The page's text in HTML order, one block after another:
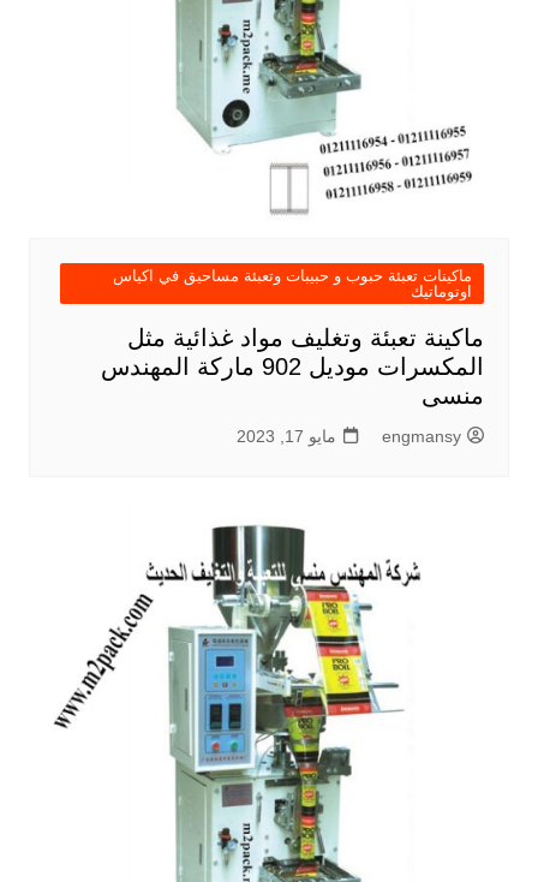
ماكينات تعبئة حبوب و حبيبات وتعبئة مساحيق في اكياس
اوتوماتيك
ماكينة تعبئة وتغليف مواد غذائية مثل
المكسرات موديل 902 ماركة المهندس
منسى
engmansy مايو 17, 2023